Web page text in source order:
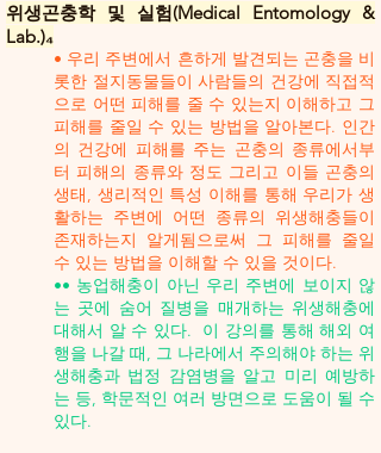
위생곤충학 및 실험(Medical Entomology &
Lab.)₄
• 우리 주변에서 흔하게 발견되는 곤충을 비
롯한 절지동물들이 사람들의 건강에 직접적
으로 어떤 피해를 줄 수 있는지 이해하고 그
피해를 줄일 수 있는 방법을 알아본다. 인간
의 건강에 피해를 주는 곤충의 종류에서부
터 피해의 종류와 정도 그리고 이들 곤충의
생태, 생리적인 특성 이해를 통해 우리가 생
활하는 주변에 어떤 종류의 위생해충들이
존재하는지 알게됨으로써 그 피해를 줄일
수 있는 방법을 이해할 수 있을 것이다.
•• 농업해충이 아닌 우리 주변에 보이지 않
는 곳에 숨어 질병을 매개하는 위생해충에
대해서 알 수 있다. 이 강의를 통해 해외 여
행을 나갈 때, 그 나라에서 주의해야 하는 위
생해충과 법정 감염병을 알고 미리 예방하
는 등, 학문적인 여러 방면으로 도움이 될 수
있다.